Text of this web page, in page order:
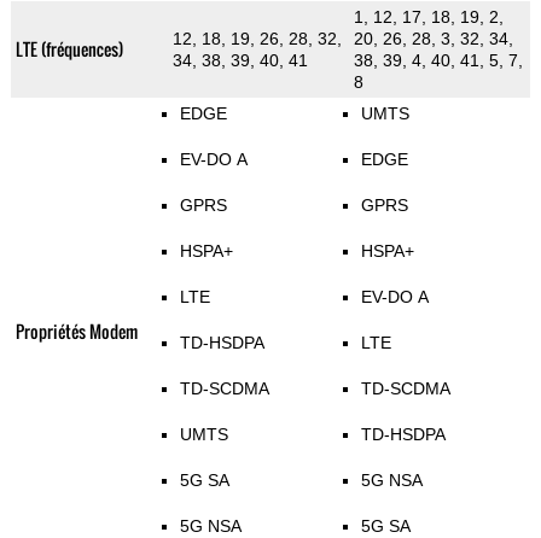
LTE (fréquences)
12, 18, 19, 26, 28, 32,
34, 38, 39, 40, 41
1, 12, 17, 18, 19, 2,
20, 26, 28, 3, 32, 34,
38, 39, 4, 40, 41, 5, 7,
8
Propriétés Modem
EDGE
EV-DO A
GPRS
HSPA+
LTE
TD-HSDPA
TD-SCDMA
UMTS
5G SA
5G NSA
UMTS
EDGE
GPRS
HSPA+
EV-DO A
LTE
TD-SCDMA
TD-HSDPA
5G NSA
5G SA